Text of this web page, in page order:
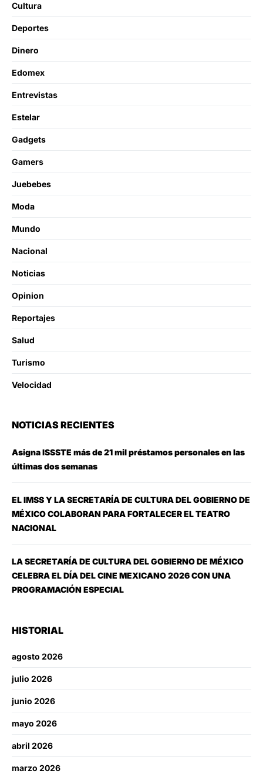
Cultura
Deportes
Dinero
Edomex
Entrevistas
Estelar
Gadgets
Gamers
Juebebes
Moda
Mundo
Nacional
Noticias
Opinion
Reportajes
Salud
Turismo
Velocidad
NOTICIAS RECIENTES
Asigna ISSSTE más de 21 mil préstamos personales en las
últimas dos semanas
EL IMSS Y LA SECRETARÍA DE CULTURA DEL GOBIERNO DE
MÉXICO COLABORAN PARA FORTALECER EL TEATRO
NACIONAL
LA SECRETARÍA DE CULTURA DEL GOBIERNO DE MÉXICO
CELEBRA EL DÍA DEL CINE MEXICANO 2026 CON UNA
PROGRAMACIÓN ESPECIAL
HISTORIAL
agosto 2026
julio 2026
junio 2026
mayo 2026
abril 2026
marzo 2026